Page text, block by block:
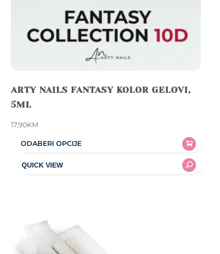
ARTY NAILS FANTASY KOLOR GELOVI,
5ML
17,90KM
ODABERI OPCIJE
product